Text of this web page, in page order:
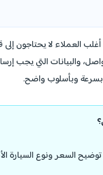
أغلب العملاء لا يحتاجون
والبيانات التي
بسرعة وبأسلوب واضح.
السعر ونوع السيارة